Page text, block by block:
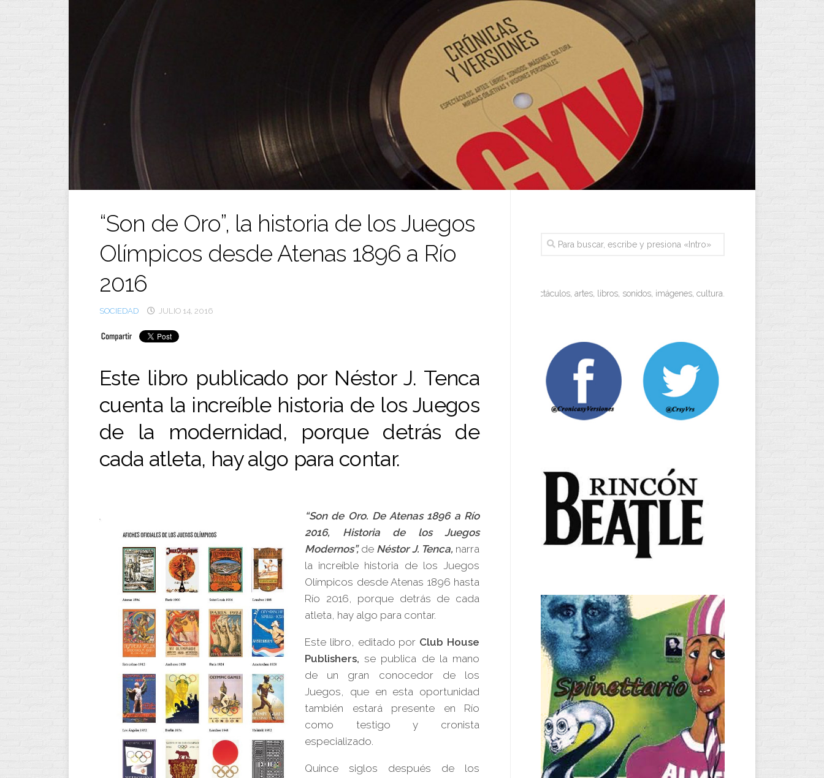
“Son de Oro”, la historia de los Juegos
Olímpicos desde Atenas 1896 a Río
2016
SOCIEDAD JULIO 14, 2016
Este libro publicado por Néstor J. Tenca
cuenta la increíble historia de los Juegos
de la modernidad, porque detrás de
cada atleta, hay algo para contar.
“Son de Oro. De Atenas 1896 a Río
2016, Historia de los Juegos
Modernos”,de Néstor J. Tenca, narra
la increíble historia de los Juegos
Olímpicos desde Atenas 1896 hasta
Río 2016, porque detrás de cada
atleta, hay algo para contar.
Este libro, editado por Club House
Publishers, se publica de la mano
de un gran conocedor de los
Juegos, que en esta oportunidad
también estará presente en Río
como testigo y cronista
especializado.
Quince siglos después de los
Espectáculos, artes, libros, sonidos, imágenes, cultura. Miradas objetivas y visiones